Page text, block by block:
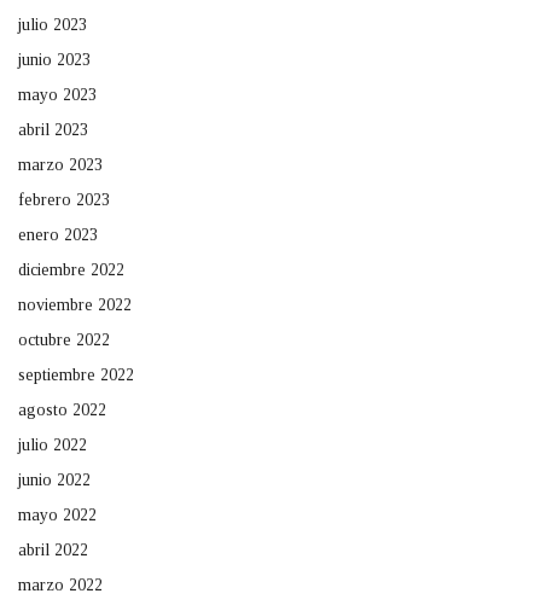
julio 2023
junio 2023
mayo 2023
abril 2023
marzo 2023
febrero 2023
enero 2023
diciembre 2022
noviembre 2022
octubre 2022
septiembre 2022
agosto 2022
julio 2022
junio 2022
mayo 2022
abril 2022
marzo 2022